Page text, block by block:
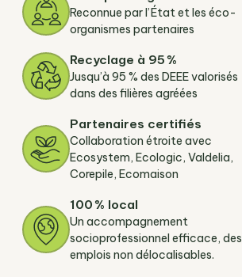
Reconnue par l’État et les éco-
organismes partenaires
Recyclage à 95 %
Jusqu’à 95 % des DEEE valorisés
dans des filières agréées
Partenaires certifiés
Collaboration étroite avec
Ecosystem, Ecologic, Valdelia,
Corepile, Ecomaison
100 % local
Un accompagnement
socioprofessionnel efficace, des
emplois non délocalisables.